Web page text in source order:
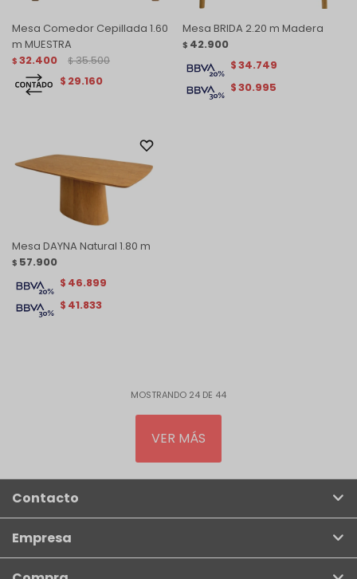
Mesa Comedor Cepillada 1.60
m MUESTRA
$ 32.400 $ 35.500
$ 29.160
Mesa BRIDA 2.20 m Madera
$ 42.900
$30.995
$34.749
Mesa DAYNA Natural 1.80 m
$ 57.900
$ 41.833
$ 46.899
MOSTRANDO 24 DE 44
VER MÁS
Contacto
Empresa